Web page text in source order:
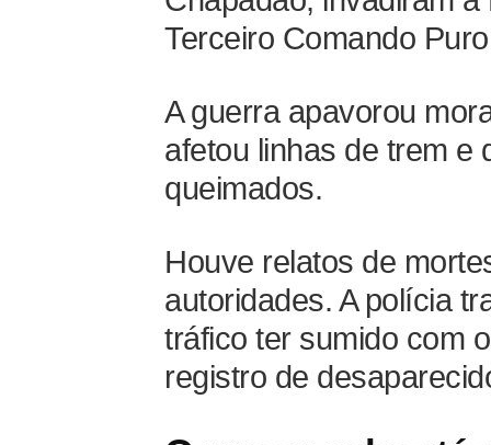
Terceiro Comando
A guerra apavorou
afetou linhas de trem e
queimados.
Houve relatos de
autoridades. A polícia
tráfico ter sumido com
registro de